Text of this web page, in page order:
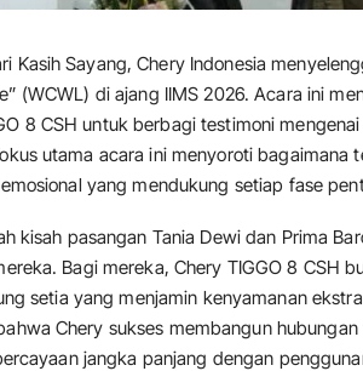
Kasih Sayang, Chery Indonesia
(WCWL) di ajang IIMS 2026. Acara ini
8 CSH untuk berbagi testimoni
utama acara ini menyoroti bagaimana
yang mendukung setiap fase
kisah pasangan Tania Dewi dan Prima
Bagi mereka, Chery TIGGO 8 CSH
setia yang menjamin kenyamanan
Chery sukses membangun
jangka panjang dengan